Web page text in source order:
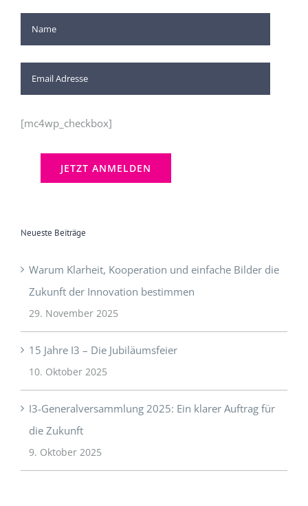
[mc4wp_checkbox]
Neueste Beiträge
Warum Klarheit, Kooperation und einfache Bilder die
Zukunft der Innovation bestimmen
29. November 2025
15 Jahre I3 – Die Jubiläumsfeier
10. Oktober 2025
I3-Generalversammlung 2025: Ein klarer Auftrag für
die Zukunft
9. Oktober 2025